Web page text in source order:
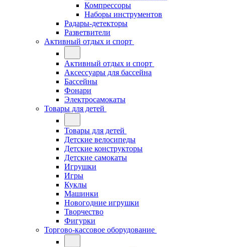
Компрессоры
Наборы инструментов
Радары-детекторы
Разветвители
Активный отдых и спорт
Активный отдых и спорт
Аксессуары для бассейна
Бассейны
Фонари
Электросамокаты
Товары для детей
Товары для детей
Детские велосипеды
Детские конструкторы
Детские самокаты
Игрушки
Игры
Куклы
Машинки
Новогодние игрушки
Творчество
Фигурки
Торгово-кассовое оборудование